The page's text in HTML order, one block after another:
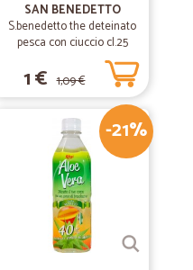
SAN BENEDETTO
S.benedetto the deteinato
pesca con ciuccio cl.25
1 € 1,09 €
-21%